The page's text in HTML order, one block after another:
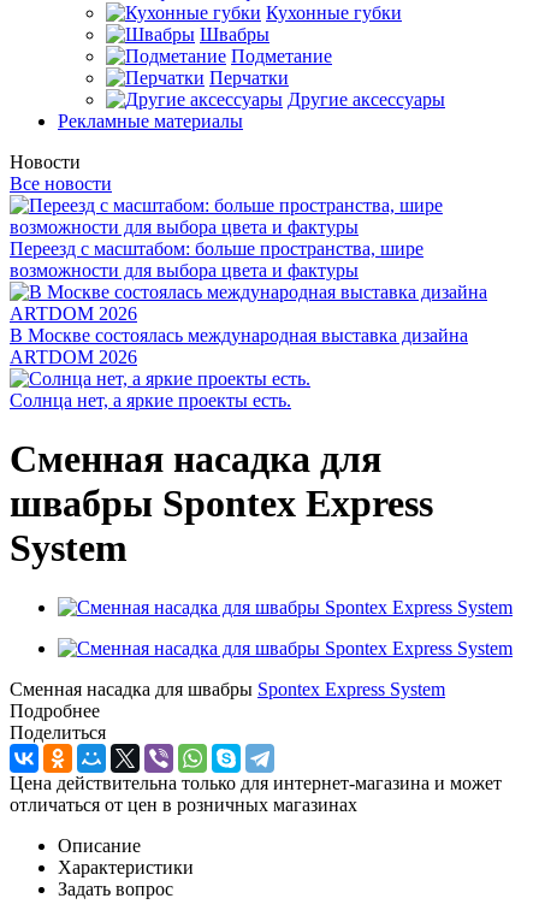
Кухонные губки
Швабры
Подметание
Перчатки
Другие аксессуары
Рекламные материалы
Новости
Все новости
Переезд с масштабом: больше пространства, шире
возможности для выбора цвета и фактуры
В Москве состоялась международная выставка дизайна
ARTDOM 2026
Солнца нет, а яркие проекты есть.
Сменная насадка для
швабры Spontex Express
System
Сменная насадка для швабры Spontex Express System
Подробнее
Поделиться
Цена действительна только для интернет-магазина и может
отличаться от цен в розничных магазинах
Описание
Характеристики
Задать вопрос